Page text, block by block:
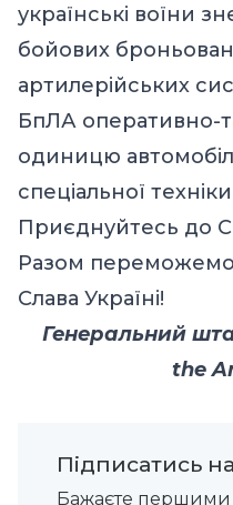
українські воїни
бойових
артилерійських
БпЛА оперативно-
одиницю
спеціальної
Приєднуйтесь до
Разом
Слава Україні!
Генеральний
the
Підписатись
Бажаєте першими